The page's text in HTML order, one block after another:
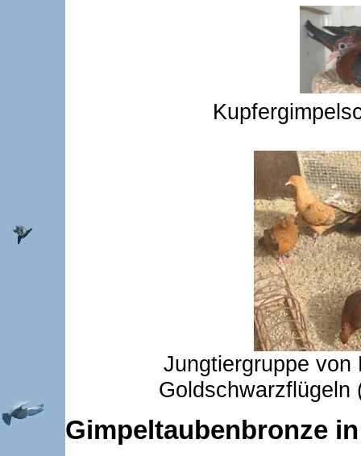
Jungtiergruppe von
Goldschwarzflügeln
Gimpeltaubenbronze